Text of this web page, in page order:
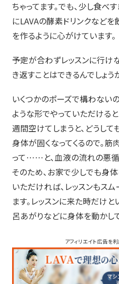
ちゃってます。でも、少し食べ
にLAVAの酵素ドリンクなどを
を作るように心がけています。
――予定が合わずレッスンに行
き返すことはできるんでしょ
いくつかのポーズで構わない
ような形でやっていただける
週間空けてしまうと、どうし
身体が固くなってくるので。
って……と、血液の流れの悪循
そのため、お家で少しでも身
いただければ、レッスンもス
ます。レッスンに来た時だけ
呂あがりなどに身体を動かし
アフィリエイト広告を